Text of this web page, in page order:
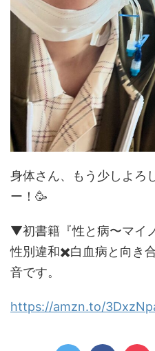
身体さん、もう少しよろ
ー！🥳
▼初書籍『性と病〜マイ
性別違和✖️白血病と向き
音です。
https://amzn.to/